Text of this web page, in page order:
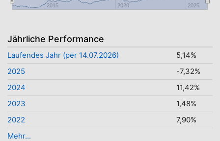
2015 2020 2025
Jährliche Performance
Laufendes Jahr (per 14.07.2026)
5,14%
2025
-7,32%
2024
11,42%
2023
1,48%
2022
7,90%
Mehr...